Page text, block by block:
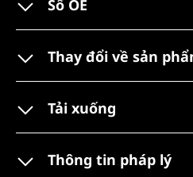
Số OE
Thay đổi về sản
Tải xuống
Thông tin pháp lý